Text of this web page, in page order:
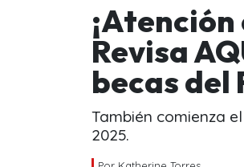
Revisa
becas del
También comienza
2025.